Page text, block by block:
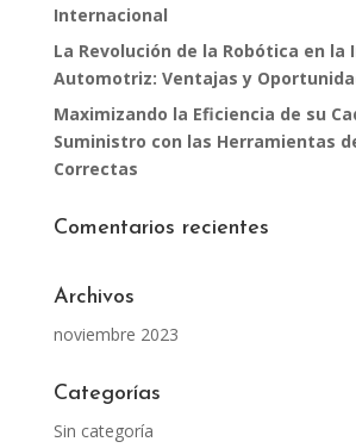
Internacional
La Revolución de la Robótica en la
Automotriz: Ventajas y
Maximizando la Eficiencia de su
Suministro con las Herramientas
Correctas
Comentarios recientes
Archivos
noviembre 2023
Categorías
Sin categoría